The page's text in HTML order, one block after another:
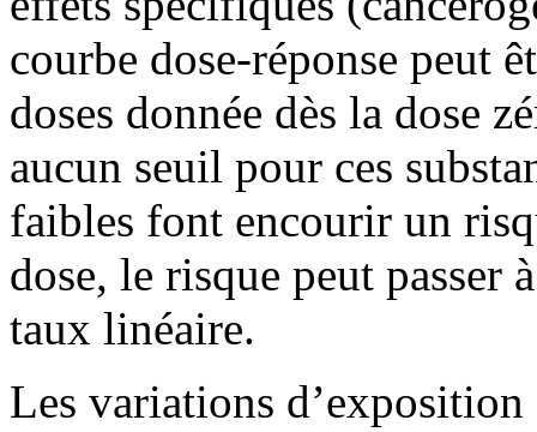
courbe dose-réponse peut
doses donnée dès la dose
aucun seuil pour ces
faibles font encourir un
dose, le risque peut passer
taux linéaire.
Les variations